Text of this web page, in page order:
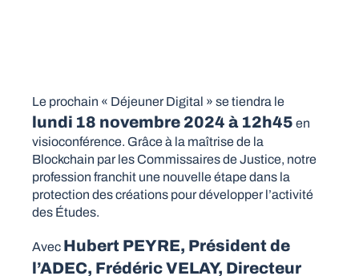
Le prochain « Déjeuner Digital » se tiendra le
lundi 18 novembre 2024 à 12h45 en
visioconférence. Grâce à la maîtrise de la
Blockchain par les Commissaires de Justice, notre
profession franchit une nouvelle étape dans la
protection des créations pour développer l’activité
des Études.
Avec Hubert PEYRE, Président de
l’ADEC, Frédéric VELAY, Directeur